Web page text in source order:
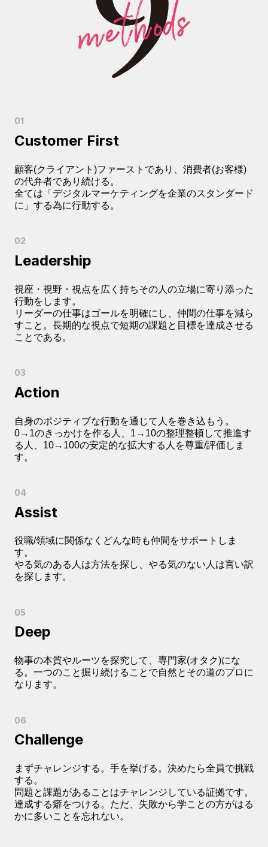
Customer First
顧客(クライアント)ファーストであり、消費者(お客様)
の代弁者であり続ける。
全ては「デジタルマーケティングを企業のスタンダード
に」する為に行動する。
Leadership
視座・視野・視点を広く持ちその人の立場に寄り添った
行動をします。
リーダーの仕事はゴールを明確にし、仲間の仕事を減ら
すこと。長期的な視点で短期の課題と目標を達成させる
ことである。
Action
自身のポジティブな行動を通じて人を巻き込もう。
0→1のきっかけを作る人、1→10の整理整頓して推進す
る人、10→100の安定的な拡大する人を尊重/評価しま
す。
Assist
役職/領域に関係なくどんな時も仲間をサポートしま
す。
やる気のある人は方法を探し、やる気のない人は言い訳
を探します。
Deep
物事の本質やルーツを探究して、専門家(オタク)にな
る。一つのこと掘り続けることで自然とその道のプロに
なります。
Challenge
まずチャレンジする。手を挙げる。決めたら全員で挑戦
する。
問題と課題があることはチャレンジしている証拠です。
達成する癖をつける。ただ、失敗から学ことの方がはる
かに多いことを忘れない。